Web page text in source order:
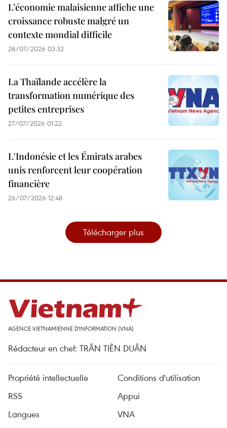
L’économie malaisienne affiche une
croissance robuste malgré un
contexte mondial difficile
28/07/2026 03:32
La Thaïlande accélère la
transformation numérique des
petites entreprises
27/07/2026 01:22
L'Indonésie et les Émirats arabes
unis renforcent leur coopération
financière
26/07/2026 12:48
Télécharger plus
AGENCE VIETNAMIENNE D'INFORMATION (VNA)
Rédacteur en chef: TRÂN TIÊN DUÂN
Propriété intellectuelle
Conditions d'utilisation
RSS
Appui
Langues
VNA